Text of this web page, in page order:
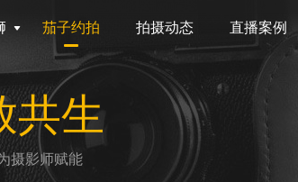
茄子约拍 拍摄动态 直播案例
共生
摄影师赋能